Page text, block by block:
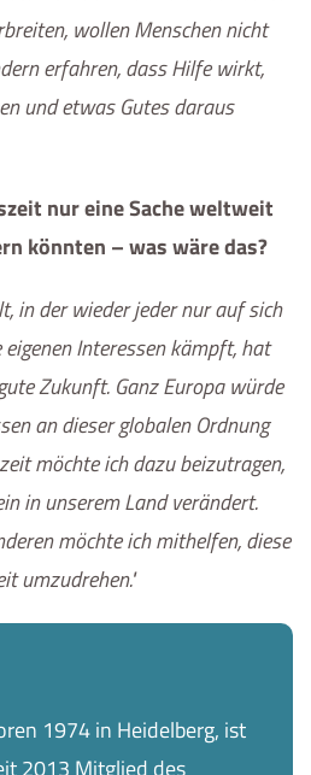
wollen Menschen nicht
erfahren, dass Hilfe wirkt,
und etwas Gutes daraus
nur eine Sache weltweit
könnten – was wäre das?
in der wieder jeder nur auf sich
Interessen kämpft, hat
Zukunft. Ganz Europa würde
an dieser globalen Ordnung
möchte ich dazu beizutragen,
in unserem Land verändert.
möchte ich mithelfen, diese
umzudrehen.
1974 in Heidelberg, ist
2013 Mitglied des